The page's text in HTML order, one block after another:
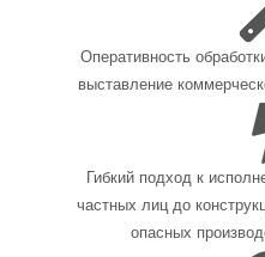
Оперативность
выставление
Гибкий подход к
частных лиц до
опасных